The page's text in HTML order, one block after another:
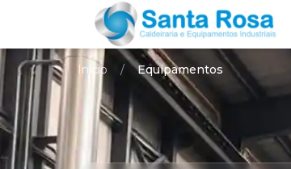
Início / Equipamentos